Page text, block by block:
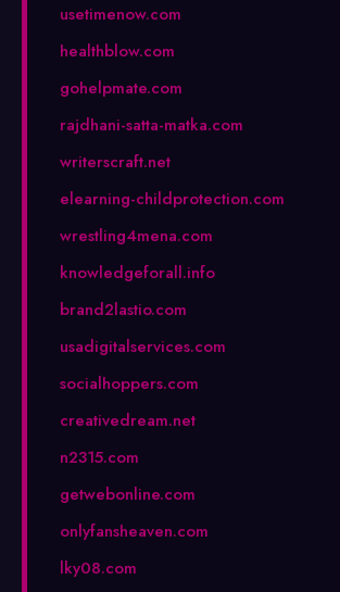
usetimenow.com
healthblow.com
gohelpmate.com
rajdhani-satta-matka.com
writerscraft.net
elearning-childprotection.com
wrestling4mena.com
knowledgeforall.info
brand2lastio.com
usadigitalservices.com
socialhoppers.com
creativedream.net
n2315.com
getwebonline.com
onlyfansheaven.com
lky08.com